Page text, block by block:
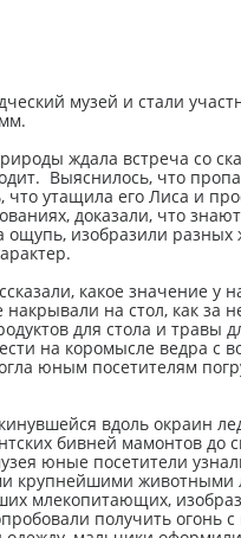
музей и стали
ждала встреча со
Выяснилось, что
утащила его Лиса и
доказали, что
изобразили разных
какое значение у
на стол, как за
для стола и травы
на коромысле ведра с
юным посетителям
вдоль окраин
бивней мамонтов до
юные посетители
крупнейшими животными
млекопитающих,
получить огонь